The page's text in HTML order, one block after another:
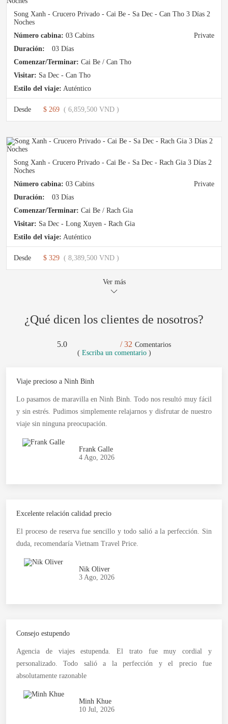
Song Xanh - Crucero Privado - Cai Be - Sa Dec - Can Tho 3 Días 2
Noches
Número cabina: 03 Cabins
Private
Duración:
03 Días
Comenzar/Terminar: Cai Be / Can Tho
Visitar: Sa Dec - Can Tho
Estilo del viaje: Auténtico
Desde $ 269 ( 6,859,500 VND )
Song Xanh - Crucero Privado - Cai Be - Sa Dec - Rach Gia 3 Días 2
Noches
Número cabina: 03 Cabins
Private
Duración:
03 Días
Comenzar/Terminar: Cai Be / Rach Gia
Visitar: Sa Dec - Long Xuyen - Rach Gia
Estilo del viaje: Auténtico
Desde $ 329 ( 8,389,500 VND )
Ver más
¿Qué dicen los clientes de nosotros?
5.0 / 32 Comentarios
( Escriba un comentario)
Viaje precioso a Ninh Binh
Lo pasamos de maravilla en Ninh Binh. Todo nos resultó muy fácil
y sin estrés. Pudimos simplemente relajarnos y disfrutar de nuestro
viaje sin ninguna preocupación.
Frank Galle
4 Ago, 2026
Excelente relación calidad precio
El proceso de reserva fue sencillo y todo salió a la perfección. Sin
duda, recomendaría Vietnam Travel Price.
Nik Oliver
3 Ago, 2026
Consejo estupendo
Agencia de viajes estupenda. El trato fue muy cordial y
personalizado. Todo salió a la perfección y el precio fue
absolutamente razonable
Minh Khue
10 Jul, 2026